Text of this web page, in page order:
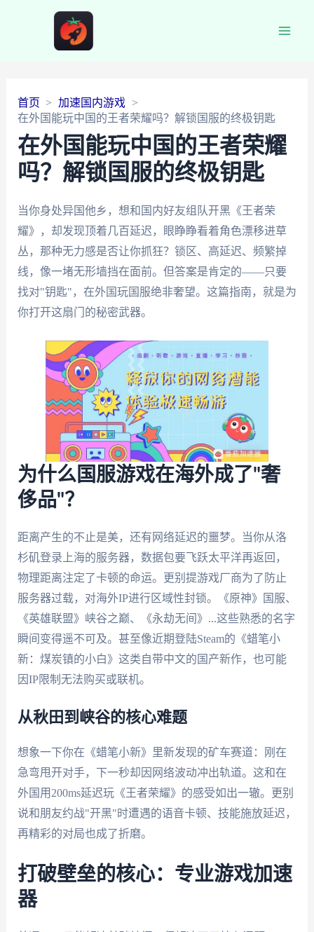
首页
加速国内游戏
在外国能玩中国的王者荣耀吗？解锁国服的终极钥匙
在外国能玩中国的王者荣耀
吗？解锁国服的终极钥匙
当你身处异国他乡，想和国内好友组队开黑《王者荣
耀》，却发现顶着几百延迟，眼睁睁看着角色漂移进草
丛，那种无力感是否让你抓狂？锁区、高延迟、频繁掉
线，像一堵无形墙挡在面前。但答案是肯定的——只要
找对"钥匙"，在外国玩国服绝非奢望。这篇指南，就是为
你打开这扇门的秘密武器。
为什么国服游戏在海外成了"奢
侈品"？
距离产生的不止是美，还有网络延迟的噩梦。当你从洛
杉矶登录上海的服务器，数据包要飞跃太平洋再返回，
物理距离注定了卡顿的命运。更别提游戏厂商为了防止
服务器过载，对海外IP进行区域性封锁。《原神》国服、
《英雄联盟》峡谷之巅、《永劫无间》...这些熟悉的名字
瞬间变得遥不可及。甚至像近期登陆Steam的《蜡笔小
新：煤炭镇的小白》这类自带中文的国产新作，也可能
因IP限制无法购买或联机。
从秋田到峡谷的核心难题
想象一下你在《蜡笔小新》里新发现的矿车赛道：刚在
急弯甩开对手，下一秒却因网络波动冲出轨道。这和在
外国用200ms延迟玩《王者荣耀》的感受如出一辙。更别
说和朋友约战"开黑"时遭遇的语音卡顿、技能施放延迟，
再精彩的对局也成了折磨。
打破壁垒的核心：专业游戏加速
器